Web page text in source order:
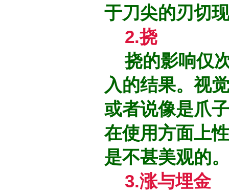
于刀尖的刃切
2.挠
挠的影响仅
入的结果。视
或者说像是爪
在使用方面上
是不甚美观的。
3.涨与埋金